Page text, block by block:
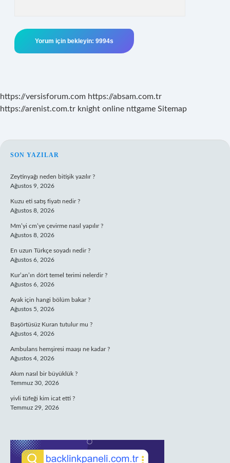
https://versisforum.com https://absam.com.tr
https://arenist.com.tr knight online nttgame Sitemap
SIDEBAR
SON YAZILAR
Zeytinyağı neden bitişik yazılır ?
Ağustos 9, 2026
Kuzu eti satış fiyatı nedir ?
Ağustos 8, 2026
Mm’yi cm’ye çevirme nasıl yapılır ?
Ağustos 8, 2026
En uzun Türkçe soyadı nedir ?
Ağustos 6, 2026
Kur’an’ın dört temel terimi nelerdir ?
Ağustos 6, 2026
Ayak için hangi bölüm bakar ?
Ağustos 5, 2026
Başörtüsüz Kuran tutulur mu ?
Ağustos 4, 2026
Ambulans hemşiresi maaşı ne kadar ?
Ağustos 4, 2026
Akım nasıl bir büyüklük ?
Temmuz 30, 2026
yivli tüfeği kim icat etti ?
Temmuz 29, 2026